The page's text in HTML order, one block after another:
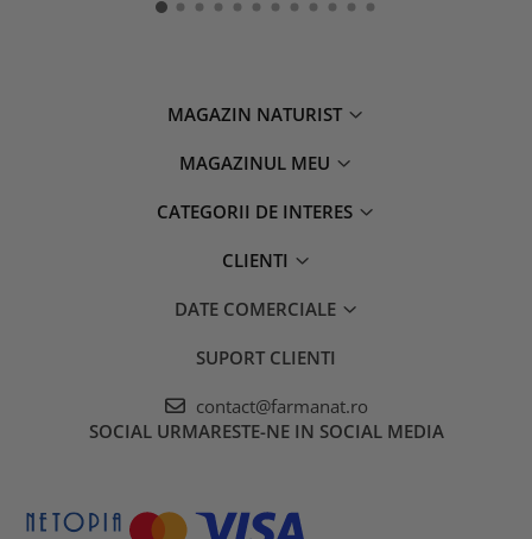
MAGAZIN NATURIST
MAGAZINUL MEU
CATEGORII DE INTERES
CLIENTI
DATE COMERCIALE
SUPORT CLIENTI
contact@farmanat.ro
SOCIAL URMARESTE-NE IN SOCIAL MEDIA